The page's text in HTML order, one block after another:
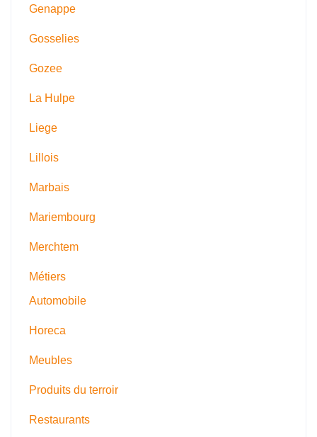
Genappe
Gosselies
Gozee
La Hulpe
Liege
Lillois
Marbais
Mariembourg
Merchtem
Métiers
Automobile
Horeca
Meubles
Produits du terroir
Restaurants